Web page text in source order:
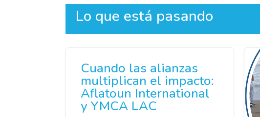
Lo que está pasando
Cuando las alianzas
multiplican el impacto:
Aflatoun International
y YMCA LAC